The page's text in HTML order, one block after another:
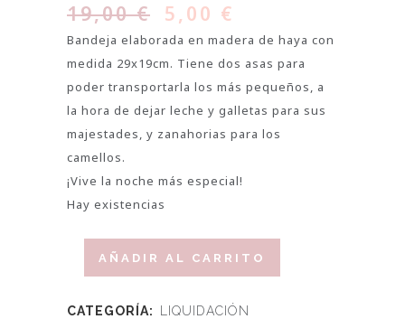
19,00€ 5,00 €
Bandeja elaborada en madera de haya con
medida 29x19cm. Tiene dos asas para
poder transportarla los más pequeños, a
la hora de dejar leche y galletas para sus
majestades, y zanahorias para los
camellos.
¡Vive la noche más especial!
Hay existencias
AÑADIR AL CARRITO
CATEGORÍA:
LIQUIDACIÓN